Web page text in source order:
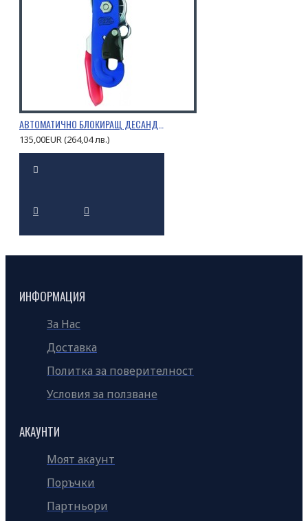
АВТОМАТИЧНО БЛОКИРАЩ ДЕСАНДЬОР STOP
135,00EUR (264,04 лв.)
ИНФОРМАЦИЯ
За Нас
Доставка
Политка за поверителност
Условия за ползване
АКАУНТИ
Моят акаунт
Поръчки
Партньори